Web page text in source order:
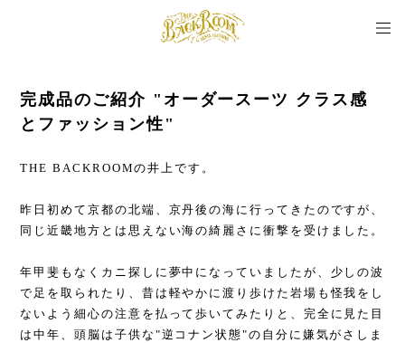
完成品のご紹介 "オーダースーツ クラス感
とファッション性"
THE BACKROOMの井上です。
昨日初めて京都の北端、京丹後の海に行ってきたのですが、
同じ近畿地方とは思えない海の綺麗さに衝撃を受けました。
年甲斐もなくカニ探しに夢中になっていましたが、少しの波
で足を取られたり、昔は軽やかに渡り歩けた岩場も怪我をし
ないよう細心の注意を払って歩いてみたりと、完全に見た目
は中年、頭脳は子供な"逆コナン状態"の自分に嫌気がさしま